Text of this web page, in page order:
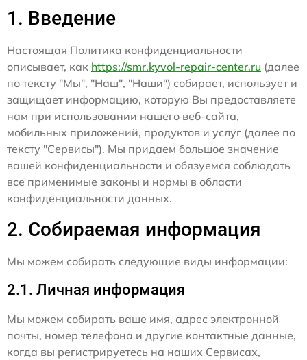
1. Введение
Настоящая Политика конфиденциальности
описывает, как https://smr.kyvol-repair-center.ru (далее
по тексту "Мы", "Наш", "Наши") собирает, использует и
защищает информацию, которую Вы предоставляете
нам при использовании нашего веб-сайта,
мобильных приложений, продуктов и услуг (далее по
тексту "Сервисы"). Мы придаем большое значение
вашей конфиденциальности и обязуемся соблюдать
все применимые законы и нормы в области
конфиденциальности данных.
2. Собираемая информация
Мы можем собирать следующие виды информации:
2.1. Личная информация
Мы можем собирать ваше имя, адрес электронной
почты, номер телефона и другие контактные данные,
когда вы регистрируетесь на наших Сервисах,